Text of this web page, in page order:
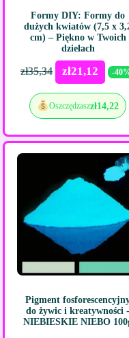
Formy DIY: Formy do
dużych kwiatów (7,5 x
cm) – Piękno w Twoich
dziełach
zł35,34 zł21,12 -
Oszczędzaszzł14,22
Pigment
do żywic i kreatywności -
NIEBIESKIE NIEBO